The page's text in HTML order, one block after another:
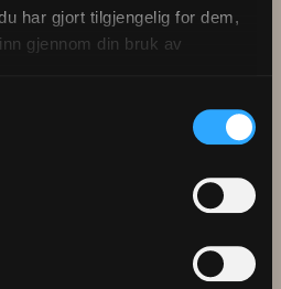
har gjort tilgjengelig for dem,
gjennom din bruk av
å barbere eller klippe